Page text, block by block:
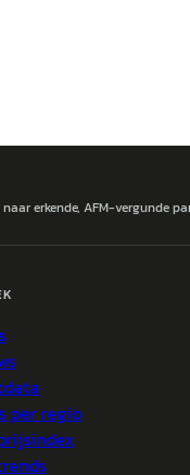
erkende, AFM-vergunde
per regio